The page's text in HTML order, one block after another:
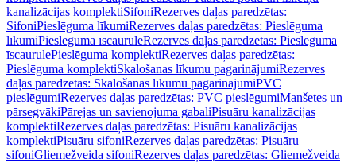
kanalizācijas komplektiSifoniRezerves daļas paredzētas:
SifoniPieslēguma līkumiRezerves daļas paredzētas: Pieslēguma
līkumiPieslēguma īscauruleRezerves daļas paredzētas: Pieslēguma
īscaurulePieslēguma komplektiRezerves daļas paredzētas:
Pieslēguma komplektiSkalošanas līkumu pagarinājumiRezerves
daļas paredzētas: Skalošanas līkumu pagarinājumiPVC
pieslēgumiRezerves daļas paredzētas: PVC pieslēgumiManšetes un
pārsegvākiPārejas un savienojuma gabaliPisuāru kanalizācijas
komplektiRezerves daļas paredzētas: Pisuāru kanalizācijas
komplektiPisuāru sifoniRezerves daļas paredzētas: Pisuāru
sifoniGliemežveida sifoniRezerves daļas paredzētas: Gliemežveida